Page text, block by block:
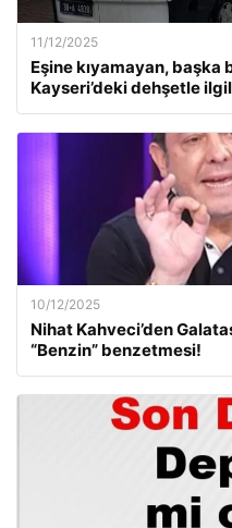
11/12/2025
Eşine kıyamayan, başka
Kayseri’deki dehşetle
10/12/2025
Nihat Kahveci’den
“Benzin” benzetmesi!